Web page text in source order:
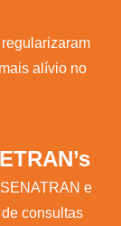
alívio no
e
consultas